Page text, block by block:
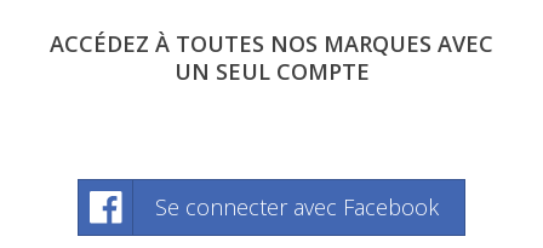
ACCÉDEZ À TOUTES NOS MARQUES AVEC
UN SEUL COMPTE
Se connecter avec Facebook